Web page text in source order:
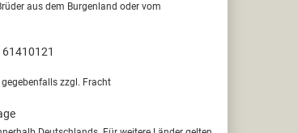
aus dem Burgenland oder vom
gegebenfalls zzgl. Fracht